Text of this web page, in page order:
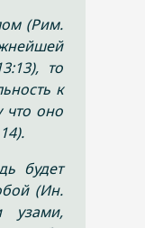
(Рим.
то
к
что оно
будет
(Ин.
узами,